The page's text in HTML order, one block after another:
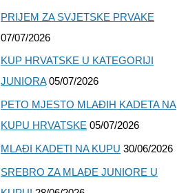
PRIJEM ZA SVJETSKE PRVAKE
07/07/2026
KUP HRVATSKE U KATEGORIJI
JUNIORA 05/07/2026
PETO MJESTO MLAĐIH KADETA NA
KUPU HRVATSKE 05/07/2026
MLAĐI KADETI NA KUPU 30/06/2026
SREBRO ZA MLAĐE JUNIORE U